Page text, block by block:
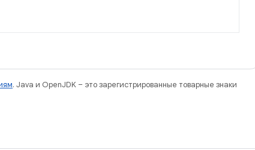
. Java и OpenJDK – это зарегистрированные товарные знаки